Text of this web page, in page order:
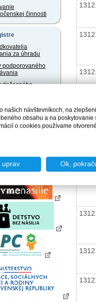
činnosti
za úhradu
podporovaného
dočasného
dielne a
pracoviská
našich návštevníkoch, na
obsahu a na poskytovanie
o cookies používame otvorené
uprav Ok,